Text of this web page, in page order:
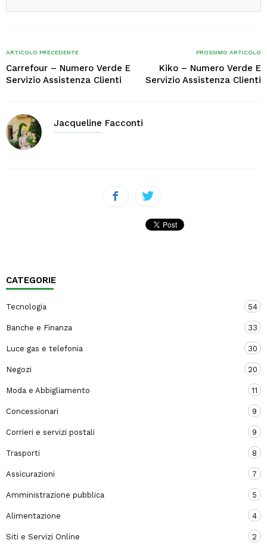
ARTICOLO PRECEDENTE
Carrefour – Numero Verde E
Servizio Assistenza Clienti
PROSSIMO ARTICOLO
Kiko – Numero Verde E
Servizio Assistenza Clienti
Jacqueline Facconti
CATEGORIE
Tecnologia 54
Banche e Finanza 33
Luce gas e telefonia 30
Negozi 20
Moda e Abbigliamento 11
Concessionari 9
Corrieri e servizi postali 9
Trasporti 8
Assicurazioni 7
Amministrazione pubblica 5
Alimentazione 4
Siti e Servizi Online 2